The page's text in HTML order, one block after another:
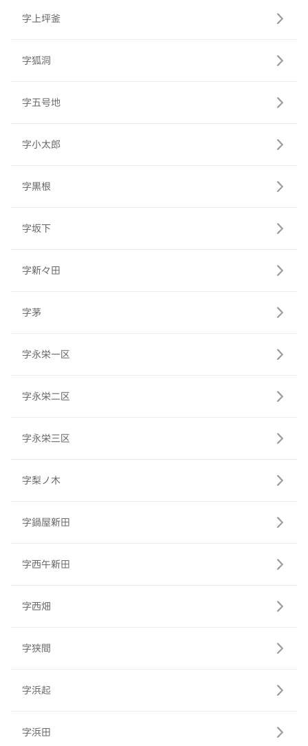
字上坪釜
字狐洞
字五号地
字小太郎
字黒根
字坂下
字新々田
字茅
字永栄一区
字永栄二区
字永栄三区
字梨ノ木
字鍋屋新田
字西午新田
字西畑
字狭間
字浜起
字浜田